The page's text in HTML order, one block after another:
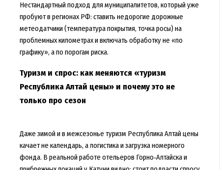
Нестандартный подход для муниципалитетов, который уже
пробуют в регионах РФ: ставить недорогие дорожные
метеодатчики (температура покрытия, точка росы) на
проблемных километрах и включать обработку не «по
графику», а по порогам риска.
Туризм и спрос: как меняются «туризм
Республика Алтай цены» и почему это не
только про сезон
Даже зимой и в межсезонье туризм Республика Алтай цены
качает не календарь, а логистика и загрузка номерного
фонда. В реальной работе отельеров Горно‑Алтайска и